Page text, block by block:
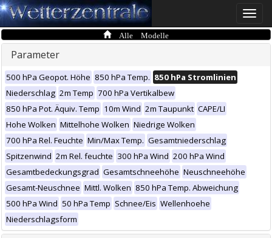
Toggle
Alle Modelle
Parameter
500 hPa Geopot. Höhe 850 hPa Temp. 850 hPa Stromlinien
Niederschlag 2m Temp 700 hPa Vertikalbew
850 hPa Pot. Äquiv. Temp 10m Wind 2m Taupunkt CAPE/LI
Hohe Wolken Mittelhohe Wolken Niedrige Wolken
700 hPa Rel. Feuchte Min/Max Temp. Gesamtniederschlag
Spitzenwind 2m Rel. feuchte 300 hPa Wind 200 hPa Wind
Gesamtbedeckungsgrad Gesamtschneehöhe Neuschneehöhe
Gesamt-Neuschnee Mittl. Wolken 850 hPa Temp. Abweichung
500 hPa Wind 50 hPa Temp Schnee/Eis Wellenhoehe
Niederschlagsform